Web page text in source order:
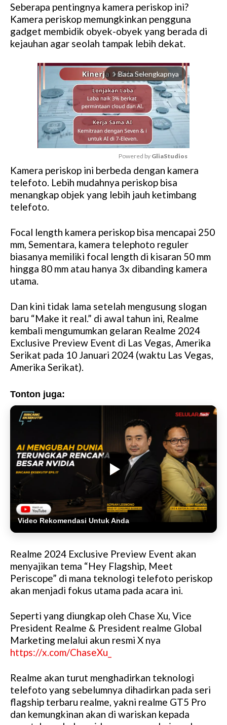
Seberapa pentingnya kamera periskop ini?
Kamera periskop memungkinkan pengguna
gadget membidik obyek-obyek yang berada di
kejauhan agar seolah tampak lebih dekat.
arrow_forward_ios Baca Selengkapnya
M
u
t
Powered by GliaStudios
Kamera periskop ini berbeda dengan kamera
telefoto. Lebih mudahnya periskop bisa
menangkap objek yang lebih jauh ketimbang
telefoto.
Focal length kamera periskop bisa mencapai 250
mm, Sementara, kamera telephoto reguler
biasanya memiliki focal length di kisaran 50 mm
hingga 80 mm atau hanya 3x dibanding kamera
utama.
Dan kini tidak lama setelah mengusung slogan
baru “Make it real.” di awal tahun ini, Realme
kembali mengumumkan gelaran Realme 2024
Exclusive Preview Event di Las Vegas, Amerika
Serikat pada 10 Januari 2024 (waktu Las Vegas,
Amerika Serikat).
Tonton juga:
Video Rekomendasi Untuk Anda
Realme 2024 Exclusive Preview Event akan
menyajikan tema “Hey Flagship, Meet
Periscope” di mana teknologi telefoto periskop
akan menjadi fokus utama pada acara ini.
Seperti yang diungkap oleh Chase Xu, Vice
President Realme & President realme Global
Marketing melalui akun resmi X nya
https://x.com/ChaseXu_
Realme akan turut menghadirkan teknologi
telefoto yang sebelumnya dihadirkan pada seri
flagship terbaru realme, yakni realme GT5 Pro
dan kemungkinan akan di wariskan kepada